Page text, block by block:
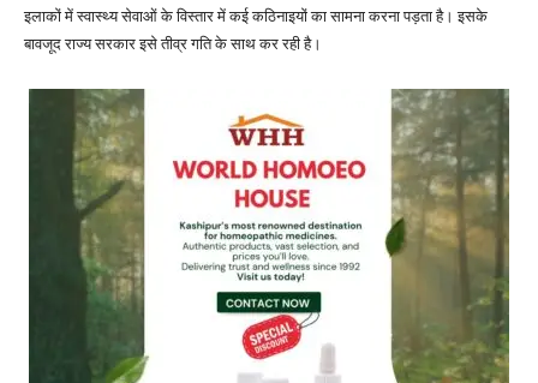
इलाकों में स्वास्थ्य सेवाओं के विस्तार में कई कठिनाइयों का सामना करना पड़ता है। इसके
बावजूद राज्य सरकार इसे तीव्र गति के साथ कर रही है।